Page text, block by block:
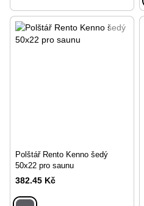
Polštář Rento Kenno šedý
50x22 pro saunu
382.45 Kč